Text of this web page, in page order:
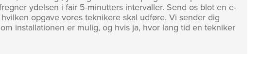
ydelsen i fair 5-minutters intervaller. Send os blot en e-
opgave vores teknikere skal udføre. Vi sender dig
installationen er mulig, og hvis ja, hvor lang tid en tekniker